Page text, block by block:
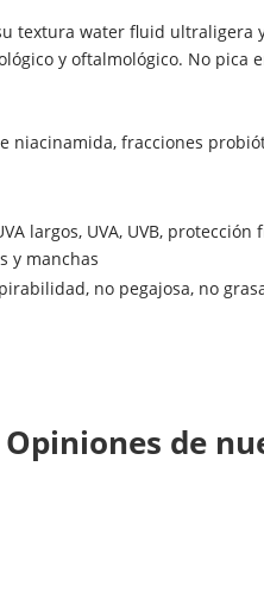
textura water fluid ultraligera
y oftalmológico. No
niacinamida, fracciones
largos, UVA, UVB,
y manchas
no pegajosa, no
Opiniones de